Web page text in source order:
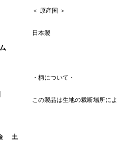
＜ 原産国 ＞
日本製
・柄について・
この製品は生地の裁断場所に
土